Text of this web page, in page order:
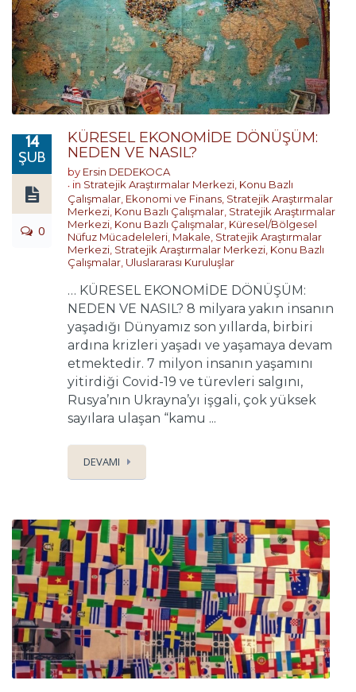
14
ŞUB
0
KÜRESEL EKONOMİDE DÖNÜŞÜM:
NEDEN VE NASIL?
by Ersin DEDEKOCA
in Stratejik Araştırmalar Merkezi Konu Bazlı
Çalışmalar Ekonomi ve Finans Stratejik Araştırmalar
Merkezi Konu Bazlı Çalışmalar Stratejik Araştırmalar
Merkezi Konu Bazlı Çalışmalar Küresel/Bölgesel
Nüfuz Mücadeleleri Makale Stratejik Araştırmalar
Merkezi Stratejik Araştırmalar Merkezi Konu Bazlı
Çalışmalar Uluslararası Kuruluşlar
… KÜRESEL EKONOMİDE DÖNÜŞÜM:
NEDEN VE NASIL? 8 milyara yakın insanın
yaşadığı Dünyamız son yıllarda, birbiri
ardına krizleri yaşadı ve yaşamaya devam
etmektedir. 7 milyon insanın yaşamını
yitirdiği Covid-19 ve türevleri salgını,
Rusya’nın Ukrayna’yı işgali, çok yüksek
sayılara ulaşan “kamu ...
DEVAMI